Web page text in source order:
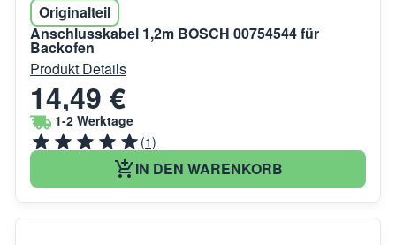
Originalteil
Anschlusskabel 1,2m BOSCH 00754544 für
Backofen
Produkt Details
14,49 €
1-2 Werktage
(1)
IN DEN WARENKORB